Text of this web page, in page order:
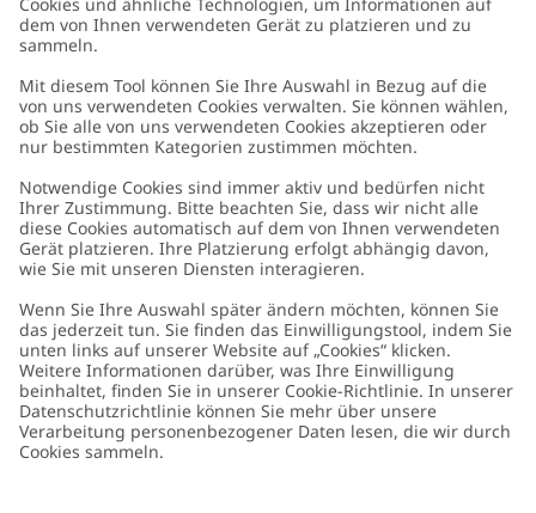
Kundenservice
Kontaktieren Sie uns
FAQ
Barrierefreiheit
Datenschutzrichtlinie
Über uns
Über Newbie
Nachhaltigkeit
Impressum
Germany Standort ändern
Cookies